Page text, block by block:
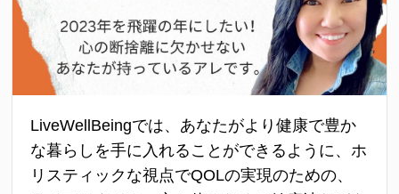
LiveWellBeingでは、あなたがより健康で豊か
な暮らしを手に入れることができるように、ホ
リスティックな視点でQOLの実現のための、